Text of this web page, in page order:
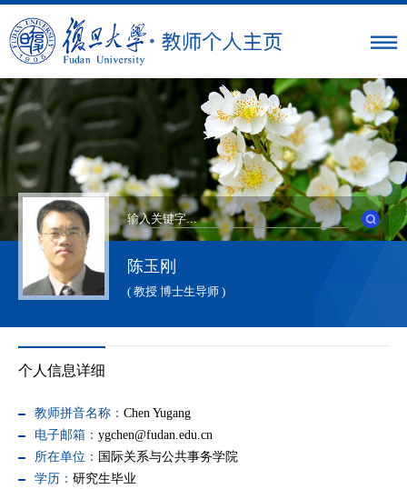
陈玉刚
( 教授 博士生导师 )
个人信息详细
教师拼音名称： Chen Yugang
电子邮箱： ygchen@fudan.edu.cn
所在单位： 国际关系与公共事务学院
学历： 研究生毕业